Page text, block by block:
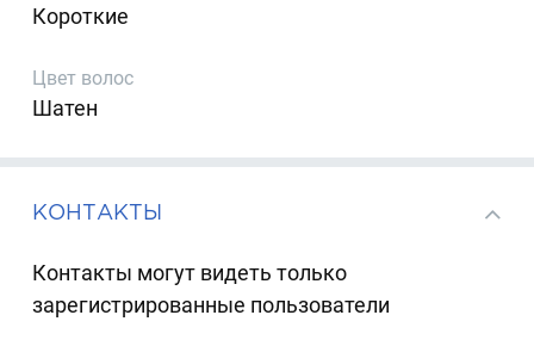
Короткие
Цвет волос
Шатен
КОНТАКТЫ
Контакты могут видеть только
зарегистрированные пользователи